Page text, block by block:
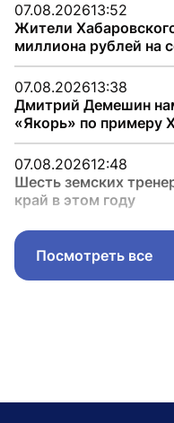
07.08.202613:52
Жители
миллиона рублей на
07.08.202613:38
Дмитрий Демешин
«Якорь» по примеру
07.08.202612:48
Шесть земских
край в этом году
Посмотреть все